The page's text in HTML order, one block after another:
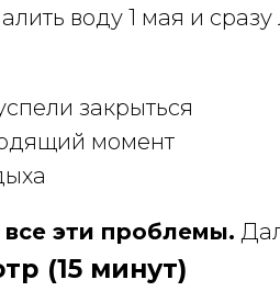
воду 1 мая и
закрыться
момент
эти проблемы.
(15 минут)